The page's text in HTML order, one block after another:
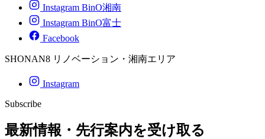
Instagram BinO湘南
Instagram BinO富士
Facebook
SHONAN8 リノベーション・湘南エリア
Instagram
Subscribe
最新情報・先行案内を受け取る